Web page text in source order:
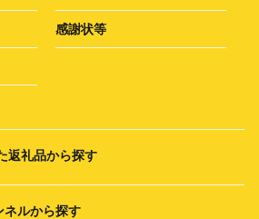
感謝状等
返礼品から探す
ネルから探す